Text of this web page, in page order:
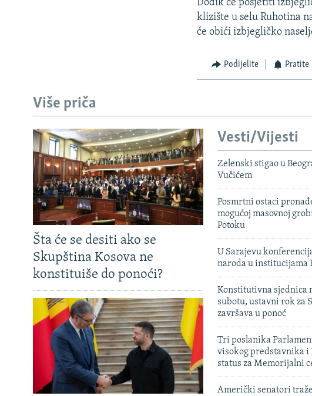
POPLAVE I KLIZIŠTA U BIH 2024.
TV LIBERTY
POST SCRIPTUM
MOJA EVROPA
TRI DECENIJE OD RATA U BIH
SVE KARTE DEJTONA
NASTANAK I RASPAD JUGOSLAVIJE
Dodik će posjetiti
klizište u selu Ruhotina
će obići izbjegličko
Podijelite Pratite
Više priča
Šta će se desiti ako se
Skupština Kosova ne
konstituiše do ponoći?
Vesti/Vijesti
Zelenski stigao u
Vučićem
Posmrtni ostaci
mogućoj masovnoj
Potoku
U Sarajevu
naroda u institucijama
Konstitutivna sjednica
subotu, ustavni rok za
završava u ponoć
Tri poslanika
visokog predstavnika i
status za Memorijalni
Američki senatori